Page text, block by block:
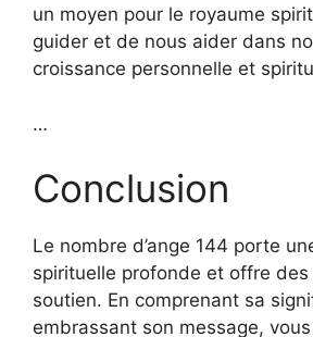
un moyen pour le royaume
guider et de nous aider dans
croissance personnelle et
…
Conclusion
Le nombre d’ange 144 porte
spirituelle profonde et offre
soutien. En comprenant sa
embrassant son message,